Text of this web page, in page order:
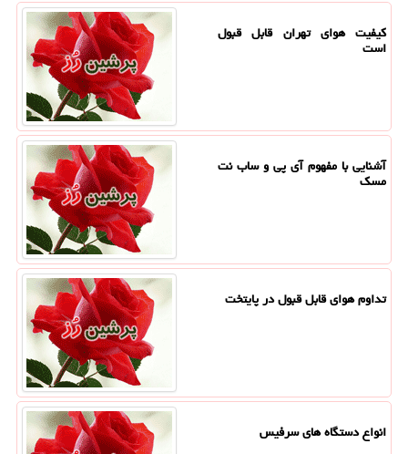
کیفیت هوای تهران قابل قبول
است
آشنایی با مفهوم آی پی و ساب نت
مسک
تداوم هوای قابل قبول در پایتخت
انواع دستگاه های سرفیس